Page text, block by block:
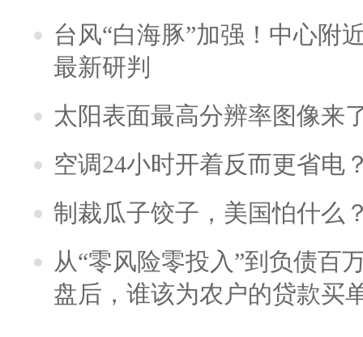
台风“白海豚”加强！中心附
最新研判
太阳表面最高分辨率图像来
空调24小时开着反而更省电
制裁瓜子饺子，美国怕什么
从“零风险零投入”到负债百
盘后，谁该为农户的贷款买